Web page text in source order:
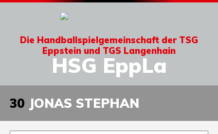
Die Handballspielgemeinschaft der TSG
Eppstein und TGS Langenhain
HSG EppLa
30 JONAS STEPHAN